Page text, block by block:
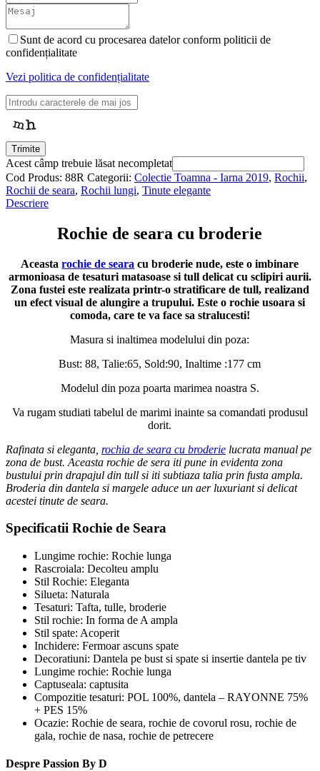
Sunt de acord cu procesarea datelor conform politicii de
confidențialitate
Vezi politica de confidențialitate
Trimite
Acest câmp trebuie lăsat necompletat
Cod Produs: 88R Categorii: Colectie Toamna - Iarna 2019, Rochii,
Rochii de seara, Rochii lungi, Tinute elegante
Descriere
Rochie de seara cu broderie
Aceastarochie de seara cu broderie nude, este o imbinare
armonioasa de tesaturi matasoase si tull delicat cu sclipiri aurii.
Zona fustei este realizata printr-o stratificare de tull, realizand
un efect visual de alungire a trupului. Este o rochie usoara si
comoda, care te va face sa stralucesti!
Masura si inaltimea modelului din poza:
Bust: 88, Talie:65, Sold:90, Inaltime :177 cm
Modelul din poza poarta marimea noastra S.
Va rugam studiati tabelul de marimi inainte sa comandati produsul
dorit.
Rafinata si eleganta, rochia de seara cu broderie lucrata manual pe
zona de bust. Aceasta rochie de sera iti pune in evidenta zona
bustului prin drapajul din tull si iti subtiaza talia prin fusta ampla.
Broderia din dantela si margele aduce un aer luxuriant si delicat
acestei tinute de seara.
Specificatii Rochie de Seara
Lungime rochie: Rochie lunga
Rascroiala: Decolteu amplu
Stil Rochie: Eleganta
Silueta: Naturala
Tesaturi: Tafta, tulle, broderie
Stil rochie: In forma de A ampla
Stil spate: Acoperit
Inchidere: Fermoar ascuns spate
Decoratiuni: Dantela pe bust si spate si insertie dantela pe tiv
Lungime rochie: Rochie lunga
Captuseala: captusita
Compozitie tesaturi: POL 100%, dantela – RAYONNE 75%
+ PES 15%
Ocazie: Rochie de seara, rochie de covorul rosu, rochie de
gala, rochie de nasa, rochie de petrecere
Despre Passion By D